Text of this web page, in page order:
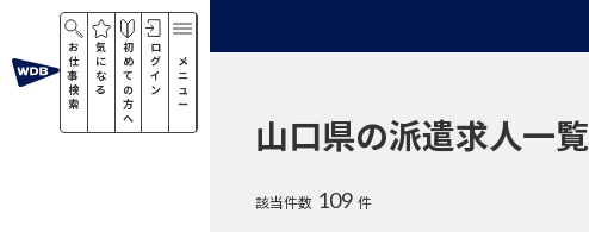
お
仕
事
検
索
気
に
な
る
初
め
て
の
方
へ
ロ
グ
イ
ン
メ
ニ
ュ
ー
山口県の派遣求人一覧
該当件数 109 件